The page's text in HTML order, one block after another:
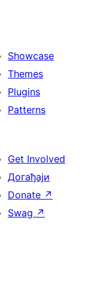
Showcase
Themes
Plugins
Patterns
Get Involved
Догађаји
Donate ↗
Swag ↗